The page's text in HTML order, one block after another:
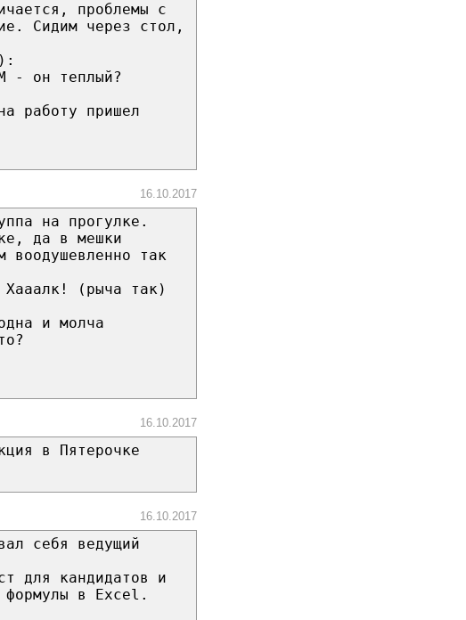
проблемы с
Сидим через стол,
- он теплый?
работу пришел
16.10.2017
на прогулке.
да в мешки
так
Хааалк! (рыча так)
и молча
16.10.2017
в Пятерочке
16.10.2017
себя ведущий
для кандидатов и
формулы в Excel.